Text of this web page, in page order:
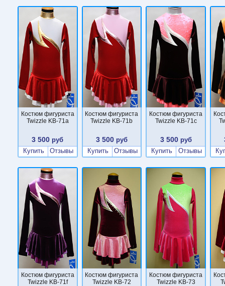
Костюм фигуриста
Twizzle KB-71a
3 500 руб
Купить
Отзывы
Костюм фигуриста
Twizzle KB-71b
3 500 руб
Купить
Отзывы
Костюм фигуриста
Twizzle KB-71c
3 500руб
Купить
Отзывы
Костюм фигуриста
Twizzle KB-71f
Костюм фигуриста
Twizzle KB-72
Костюм фигуриста
Twizzle KB-73